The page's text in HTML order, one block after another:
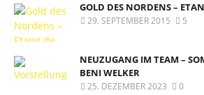
GOLD DES NORDENS –
29. SEPTEMBER 2015 5
NEUZUGANG IM TEAM –
BENI WELKER
25. DEZEMBER 2023 0